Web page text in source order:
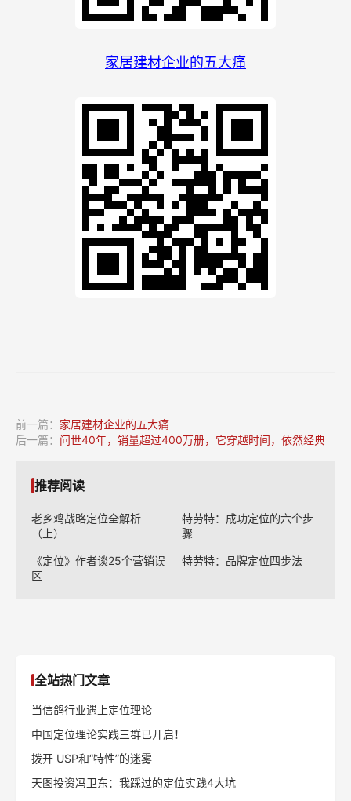
家居建材企业的五大痛
前一篇： 家居建材企业的五大痛
后一篇： 问世40年，销量超过400万册，它穿越时间，依然经典
推荐阅读
老乡鸡战略定位全解析
（上）
特劳特：成功定位的六个步
骤
《定位》作者谈25个营销误
区
特劳特：品牌定位四步法
全站热门文章
当信鸽行业遇上定位理论
中国定位理论实践三群已开启！
拨开 USP和“特性”的迷雾
天图投资冯卫东：我踩过的定位实践4大坑